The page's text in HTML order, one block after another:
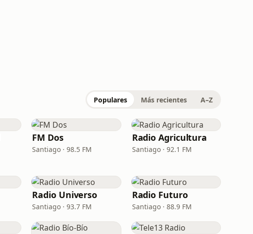
Populares Más recientes A–Z
FM Dos
Santiago · 98.5 FM
Radio Agricultura
Santiago · 92.1 FM
Radio Universo
Santiago · 93.7 FM
Radio Futuro
Santiago · 88.9 FM